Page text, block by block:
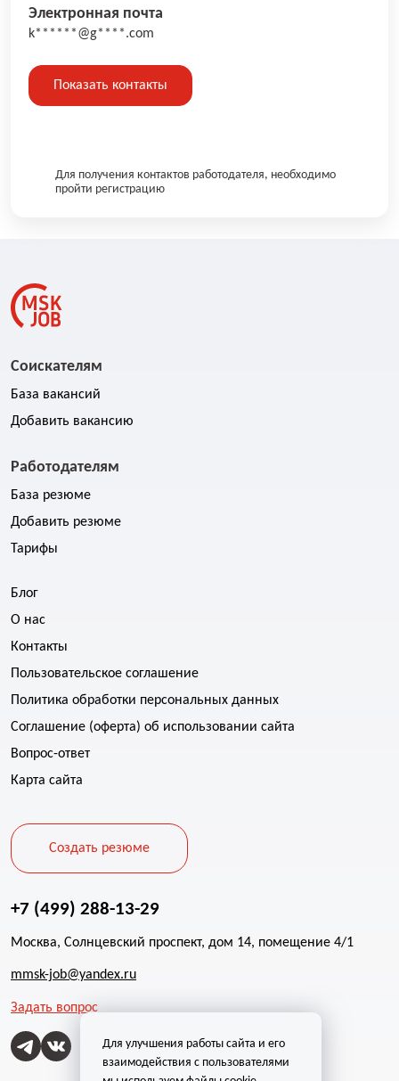
Электронная почта
k******@g****.com
Показать контакты
Для получения контактов работодателя, необходимо
пройти регистрацию
Соискателям
База вакансий
Добавить вакансию
Работодателям
База резюме
Добавить резюме
Тарифы
Блог
О нас
Контакты
Пользовательское соглашение
Политика обработки персональных данных
Соглашение (оферта) об использовании сайта
Вопрос-ответ
Карта сайта
Создать резюме
+7 (499) 288-13-29
Москва, Солнцевский проспект, дом 14, помещение 4/1
mmsk-job@yandex.ru
Задать вопрос
Для улучшения работы сайта и его
взаимодействия с пользователями